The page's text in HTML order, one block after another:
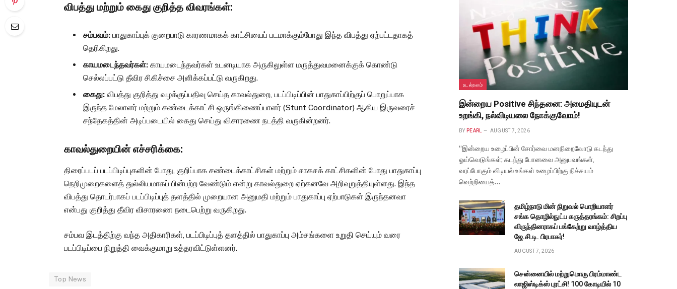
விபத்து மற்றும் கைது குறித்த விவரங்கள்:
சம்பவம்: பாதுகாப்புக் குறைபாடு காரணமாகக் காட்சியைப் படமாக்கும்போது இந்த விபத்து ஏற்பட்டதாகத்
தெரிகிறது.
காயமடைந்தவர்கள்: காயமடைந்தவர்கள் உடனடியாக அருகிலுள்ள மருத்துவமனைக்குக் கொண்டு
செல்லப்பட்டு தீவிர சிகிச்சை அளிக்கப்பட்டு வருகிறது.
கைது: விபத்து குறித்து வழக்குப்பதிவு செய்த காவல்துறை, படப்பிடிப்பின் பாதுகாப்பிற்குப் பொறுப்பாக
இருந்த மேலாளர் மற்றும் சண்டைக்காட்சி ஒருங்கிணைப்பாளர் (Stunt Coordinator) ஆகிய இருவரைச்
சந்தேகத்தின் அடிப்படையில் கைது செய்து விசாரணை நடத்தி வருகின்றனர்.
காவல்துறையின் எச்சரிக்கை:
திரைப்படப் படப்பிடிப்புகளின் போது, குறிப்பாக சண்டைக்காட்சிகள் மற்றும் சாகசக் காட்சிகளின் போது பாதுகாப்பு
நெறிமுறைகளைத் துல்லியமாகப் பின்பற்ற வேண்டும் என்று காவல்துறை ஏற்கனவே அறிவுறுத்தியுள்ளது. இந்த
விபத்து தொடர்பாகப் படப்பிடிப்புத் தளத்தில் முறையான அனுமதி மற்றும் பாதுகாப்பு ஏற்பாடுகள் இருந்தனவா
என்பது குறித்து தீவிர விசாரணை நடைபெற்று வருகிறது.
சம்பவ இடத்திற்கு வந்த அதிகாரிகள், படப்பிடிப்புத் தளத்தில் பாதுகாப்பு அம்சங்களை உறுதி செய்யும் வரை
படப்பிடிப்பை நிறுத்தி வைக்குமாறு உத்தரவிட்டுள்ளனர்.
Top News
உடல்நலம்
இன்றைய Positive சிந்தனை: அமைதியுடன்
உறங்கி, நல்விடியலை நோக்குவோம்!
BY PEARL AUGUST 7, 2026
“இன்றைய உழைப்பின் சோர்வை மனநிறைவோடு கடந்து
ஓய்வெடுங்கள்; கடந்து போனவை அனுபவங்கள்,
வரப்போகும் விடியல் உங்கள் உழைப்பிற்கு நிச்சயம்
வெற்றியைத்…
தமிழ்நாடு மின் நிறுவல் பொறியாளர்
சங்க தொழில்நுட்ப கருத்தரங்கம்: சிறப்பு
விருந்தினராகப் பங்கேற்று வாழ்த்திய
ஜே.சி.டி. பிரபாகர்!
AUGUST 7, 2026
சென்னையில் மற்றுமொரு பிரம்மாண்ட
லாஜிஸ்டிக்ஸ் புரட்சி! ₹100 கோடியில் 10